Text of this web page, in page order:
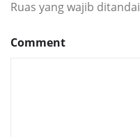
Ruas yang wajib ditandai
Comment